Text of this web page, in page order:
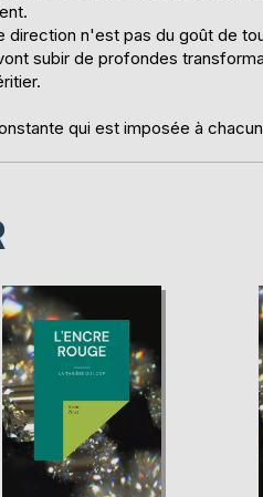
direction n'est pas du goût de
subir de profondes
qui est imposée à